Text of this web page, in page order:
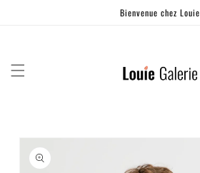
Bienvenue chez Louie
Passer aux
informations
produits